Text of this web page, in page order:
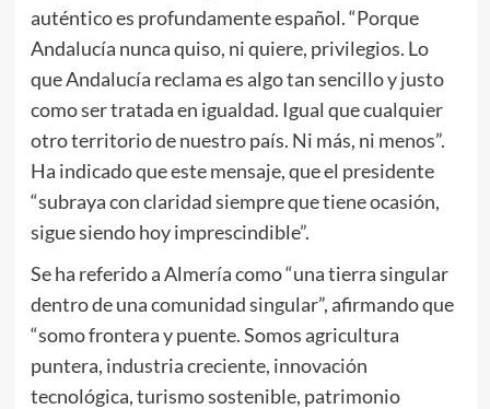
auténtico es profundamente español. “Porque
Andalucía nunca quiso, ni quiere, privilegios. Lo
que Andalucía reclama es algo tan sencillo y justo
como ser tratada en igualdad. Igual que cualquier
otro territorio de nuestro país. Ni más, ni menos”.
Ha indicado que este mensaje, que el presidente
“subraya con claridad siempre que tiene ocasión,
sigue siendo hoy imprescindible”.
Se ha referido a Almería como “una tierra singular
dentro de una comunidad singular”, afirmando que
“somo frontera y puente. Somos agricultura
puntera, industria creciente, innovación
tecnológica, turismo sostenible, patrimonio